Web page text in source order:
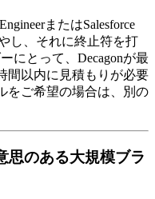
またはSalesforce
し、それに終止符を打
にとって、Decagonが最
間以内に見積もりが必要
をご希望の場合は、別の
思のある大規模ブラ